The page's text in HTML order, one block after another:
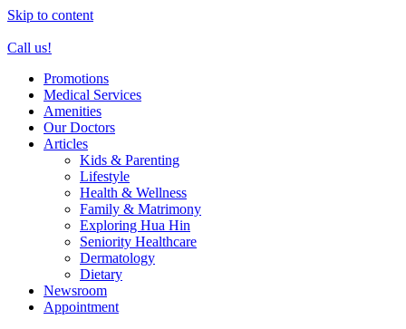
Skip to content
Call us!
Promotions
Medical Services
Amenities
Our Doctors
Articles
Kids & Parenting
Lifestyle
Health & Wellness
Family & Matrimony
Exploring Hua Hin
Seniority Healthcare
Dermatology
Dietary
Newsroom
Appointment